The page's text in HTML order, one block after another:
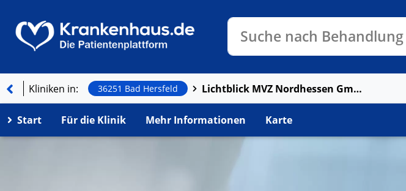
Suche nach Behandlung
Kliniken in: 36251 Bad Hersfeld Lichtblick MVZ Nordhessen GmbH Bad Hersfeld
Start Für die Klinik Mehr Informationen Karte